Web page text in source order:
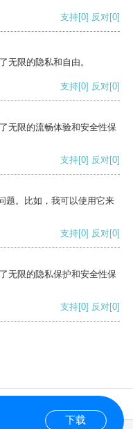
支持[0] 反对[0]
无限的隐私和自由。
支持[0] 反对[0]
无限的流畅体验和安全性保
支持[0] 反对[0]
题。比如，我可以使用它来
支持[0] 反对[0]
无限的隐私保护和安全性保
支持[0] 反对[0]
下载